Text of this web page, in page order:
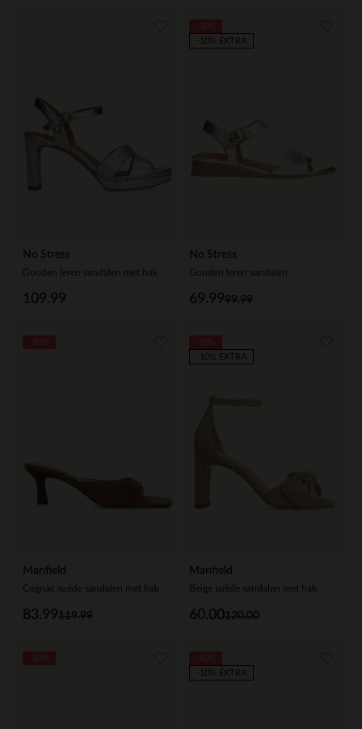
No Stress
Gouden leren sandalen met hak
109.99
No Stress
Gouden leren sandalen
99.99
69.99
-10% EXTRA
Manfield
Cognac suède sandalen met hak
119.99
83.99
Manfield
Beige suède sandalen met hak
120.00
60.00
-10% EXTRA
-10% EXTRA